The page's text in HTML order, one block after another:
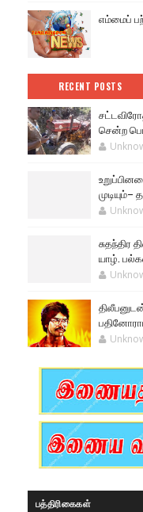
எம்மைப்
RECENT POSTS
சென்ற
முடியும்–
சுதந்திர
யாழ்.
பத்திரிகைகள்